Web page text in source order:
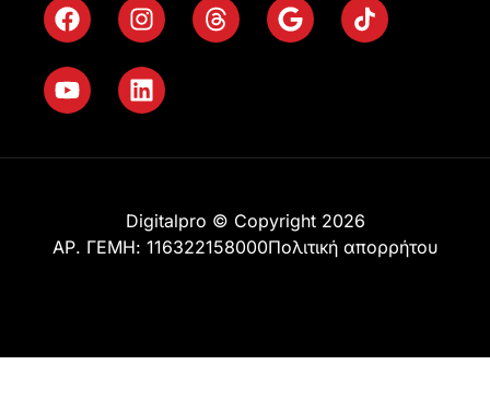
Digitalpro © Copyright 2026
ΑΡ. ΓΕΜΗ: 116322158000Πολιτική απορρήτου